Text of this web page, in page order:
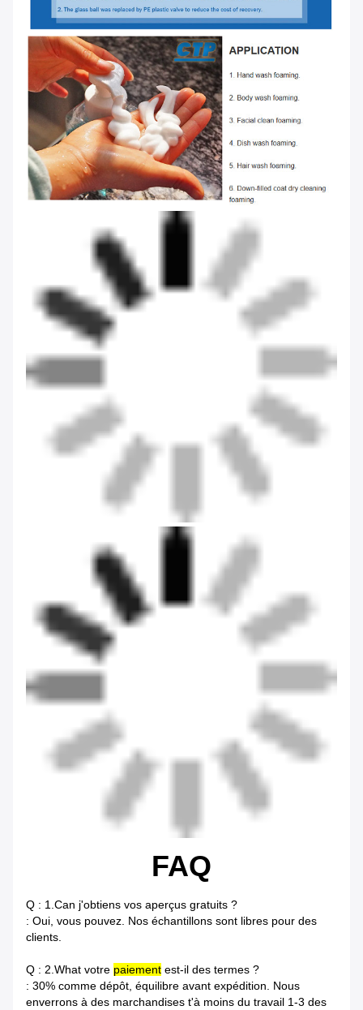
FAQ
Q : 1.Can j'obtiens vos aperçus gratuits ?
: Oui, vous pouvez. Nos échantillons sont libres pour des
clients.
Q : 2.What votre paiement est-il des termes ?
: 30% comme dépôt, équilibre avant expédition. Nous
enverrons à des marchandises t'à moins du travail 1-3 des